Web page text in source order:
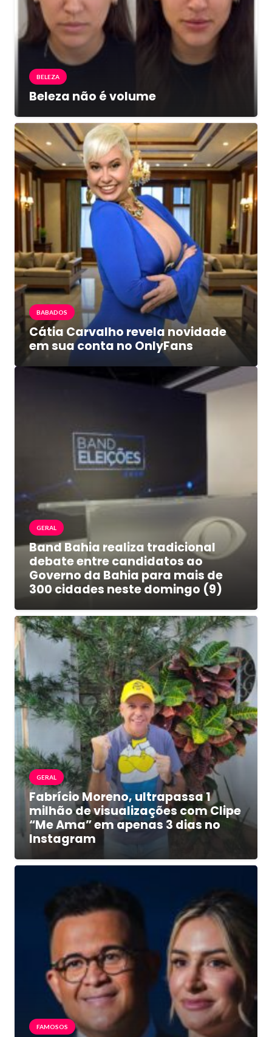
BELEZA
Beleza não é volume
BABADOS
Cátia Carvalho revela novidade
em sua conta no OnlyFans
GERAL
Band Bahia realiza tradicional
debate entre candidatos ao
Governo da Bahia para mais de
300 cidades neste domingo (9)
GERAL
Fabrício Moreno, ultrapassa 1
milhão de visualizações com Clipe
“Me Ama” em apenas 3 dias no
Instagram
FAMOSOS